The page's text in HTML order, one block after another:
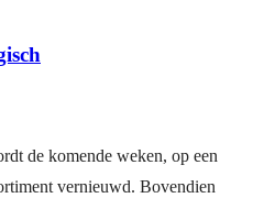
de komende weken, op een
vernieuwd. Bovendien